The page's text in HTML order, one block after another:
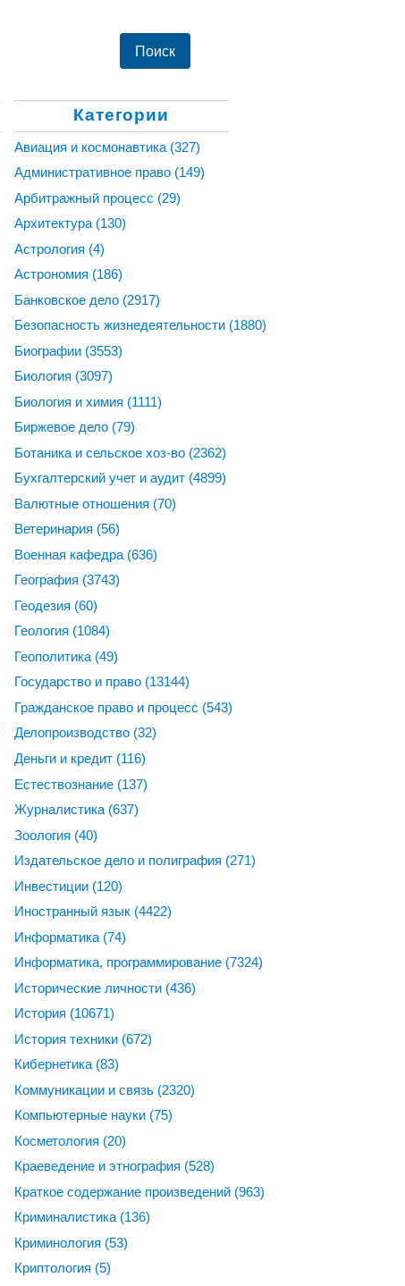
Категории
Авиация и космонавтика (327)
Административное право (149)
Арбитражный процесс (29)
Архитектура (130)
Астрология (4)
Астрономия (186)
Банковское дело (2917)
Безопасность жизнедеятельности (1880)
Биографии (3553)
Биология (3097)
Биология и химия (1111)
Биржевое дело (79)
Ботаника и сельское хоз-во (2362)
Бухгалтерский учет и аудит (4899)
Валютные отношения (70)
Ветеринария (56)
Военная кафедра (636)
География (3743)
Геодезия (60)
Геология (1084)
Геополитика (49)
Государство и право (13144)
Гражданское право и процесс (543)
Делопроизводство (32)
Деньги и кредит (116)
Естествознание (137)
Журналистика (637)
Зоология (40)
Издательское дело и полиграфия (271)
Инвестиции (120)
Иностранный язык (4422)
Информатика (74)
Информатика, программирование (7324)
Исторические личности (436)
История (10671)
История техники (672)
Кибернетика (83)
Коммуникации и связь (2320)
Компьютерные науки (75)
Косметология (20)
Краеведение и этнография (528)
Краткое содержание произведений (963)
Криминалистика (136)
Криминология (53)
Криптология (5)